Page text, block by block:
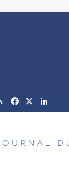
RSSFacebook